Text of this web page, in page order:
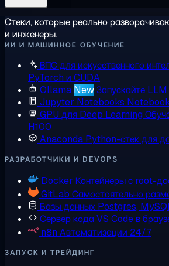
Стеки, которые реально
и инженеры.
ИИ И МАШИННОЕ ОБУЧЕНИЕ
ВПС для искусственного
PyTorch и CUDA
Ollama NewЗапускайте
Jupyter Notebooks
GPU для Deep Learning
H100
Anaconda Python-стек для
РАЗРАБОТЧИКИ И DEVOPS
Docker Контейнеры с root-
GitLab Самостоятельно
Базы данных Postgres,
Сервер кодаVS Code в
n8n Автоматизации 24/7
ЗАПУСК И ТРЕЙДИНГ